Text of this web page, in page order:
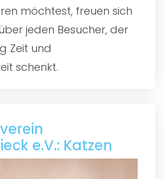
möchtest, freuen sich
jeden Besucher, der
Zeit und
schenkt.
e.V.: Katzen